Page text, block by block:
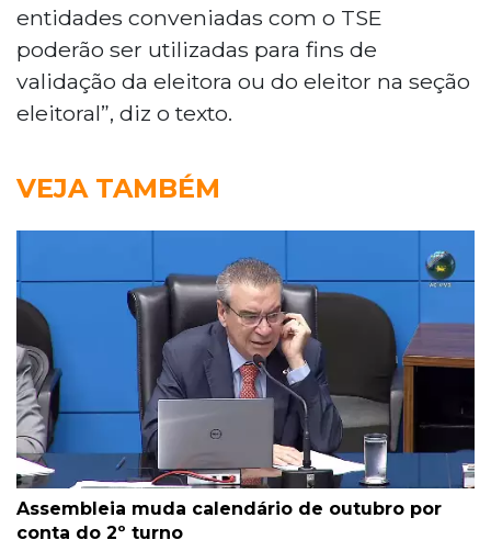
entidades conveniadas com o TSE
poderão ser utilizadas para fins de
validação da eleitora ou do eleitor na seção
eleitoral”, diz o texto.
VEJA TAMBÉM
Assembleia muda calendário de outubro por
conta do 2º turno